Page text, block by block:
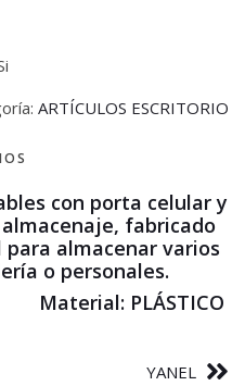
ARTÍCULOS ESCRITORIO
con porta celular y
fabricado
para almacenar varios
o personales.
Material: PLÁSTICO
YANEL